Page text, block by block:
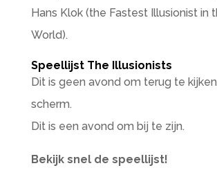
Hans Klok (the Fastest Illusionist in
World).
Speellijst The Illusionists
Dit is geen avond om terug te
scherm.
Dit is een avond om bij te zijn.
Bekijk snel de speellijst!